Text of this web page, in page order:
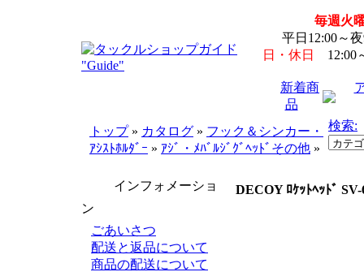
毎週火
平日12:00～
日・休日
12:00
新着商
品
トップ» カタログ » フック＆シンカー・
ｱｼｽﾄﾎﾙﾀﾞｰ » ｱｼﾞ・ﾒﾊﾞﾙｼﾞｸﾞﾍｯﾄﾞその他 »
検索:
インフォメーショ
ン
ごあいさつ
配送と返品について
商品の配送について
DECOY ﾛｹｯﾄﾍｯﾄﾞ SV-